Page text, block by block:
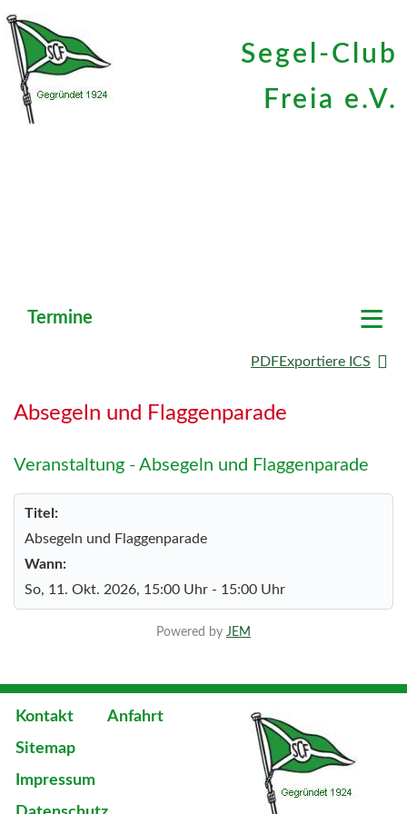
Segel-Club
Freia e.V.
Termine ≡
PDFExportiere ICS
Absegeln und Flaggenparade
Veranstaltung - Absegeln und Flaggenparade
Titel:
Absegeln und Flaggenparade
Wann:
So, 11. Okt. 2026, 15:00 Uhr - 15:00 Uhr
Powered by JEM
Kontakt Anfahrt
Sitemap
Impressum